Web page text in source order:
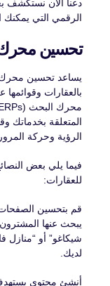
دعنا الآن نستكشف
الرقمي التي يمكنك
تحسين
بالعقارات
المتعلقة بخدماتك
الرؤية وحركة
فيما يلي بعض
للعقارات:
قم بتحسين الصفحات
يبحث عنها
شيكاغو” أو “منازل
لديك.
أنشئ محتوى